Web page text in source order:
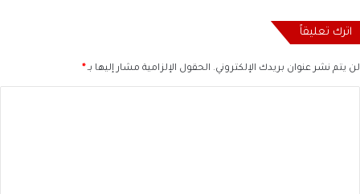
اترك تعليقاً
لن يتم نشر عنوان بريدك الإلكتروني. الحقول الإلزامية مشار إليها بـ *